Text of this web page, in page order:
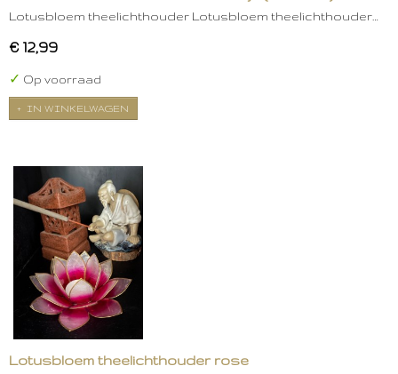
Lotusbloem theelichthouder Lotusbloem theelichthouder…
€ 12,99
✓ Op voorraad
IN WINKELWAGEN
Lotusbloem theelichthouder rose